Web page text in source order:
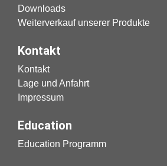
Downloads
Weiterverkauf unserer Produkte
Kontakt
Kontakt
Lage und Anfahrt
Impressum
Education
Education Programm